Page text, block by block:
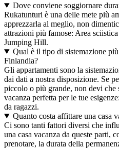
Dove conviene soggiornare
Rukatunturi è una delle mete più
apprezzarla al meglio, non
attrazioni più famose: Area
Jumping Hill.
Qual è il tipo di sistemazione
Finlandia?
Gli appartamenti sono la
dai dati a nostra disposizione. Se
piccolo o più grande, non devi che
vacanza perfetta per le tue
da ragazzi.
Quanto costa affittare una casa
Ci sono tanti fattori diversi che
una casa vacanza da queste parti,
prenotare, la durata della